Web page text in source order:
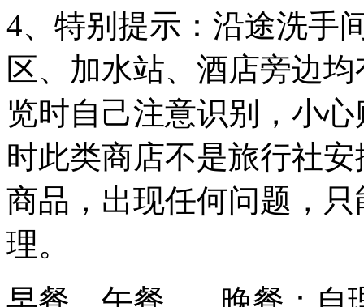
4、特别提示：沿途洗手
区、加水站、酒店旁边
览时自己注意识别，小
时此类商店不是旅行社
商品，出现任何问题，
理。